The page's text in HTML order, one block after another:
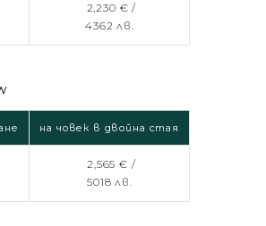
2,230 € /
4362 лв.
на човек в двойна стая
2,565 € /
5018 лв.